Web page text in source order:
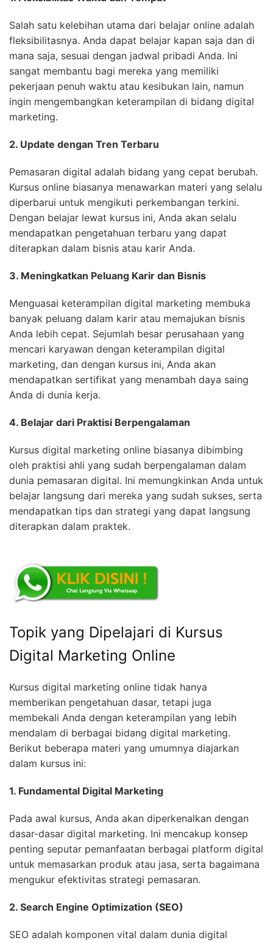
Salah satu kelebihan utama dari belajar online adalah
fleksibilitasnya. Anda dapat belajar kapan saja dan di
mana saja, sesuai dengan jadwal pribadi Anda. Ini
sangat membantu bagi mereka yang memiliki
pekerjaan penuh waktu atau kesibukan lain, namun
ingin mengembangkan keterampilan di bidang digital
marketing.
2. Update dengan Tren Terbaru
Pemasaran digital adalah bidang yang cepat berubah.
Kursus online biasanya menawarkan materi yang selalu
diperbarui untuk mengikuti perkembangan terkini.
Dengan belajar lewat kursus ini, Anda akan selalu
mendapatkan pengetahuan terbaru yang dapat
diterapkan dalam bisnis atau karir Anda.
3. Meningkatkan Peluang Karir dan Bisnis
Menguasai keterampilan digital marketing membuka
banyak peluang dalam karir atau memajukan bisnis
Anda lebih cepat. Sejumlah besar perusahaan yang
mencari karyawan dengan keterampilan digital
marketing, dan dengan kursus ini, Anda akan
mendapatkan sertifikat yang menambah daya saing
Anda di dunia kerja.
4. Belajar dari Praktisi Berpengalaman
Kursus digital marketing online biasanya dibimbing
oleh praktisi ahli yang sudah berpengalaman dalam
dunia pemasaran digital. Ini memungkinkan Anda untuk
belajar langsung dari mereka yang sudah sukses, serta
mendapatkan tips dan strategi yang dapat langsung
diterapkan dalam praktek.
Topik yang Dipelajari di Kursus
Digital Marketing Online
Kursus digital marketing online tidak hanya
memberikan pengetahuan dasar, tetapi juga
membekali Anda dengan keterampilan yang lebih
mendalam di berbagai bidang digital marketing.
Berikut beberapa materi yang umumnya diajarkan
dalam kursus ini:
1. Fundamental Digital Marketing
Pada awal kursus, Anda akan diperkenalkan dengan
dasar-dasar digital marketing. Ini mencakup konsep
penting seputar pemanfaatan berbagai platform digital
untuk memasarkan produk atau jasa, serta bagaimana
mengukur efektivitas strategi pemasaran.
2. Search Engine Optimization (SEO)
SEO adalah komponen vital dalam dunia digital